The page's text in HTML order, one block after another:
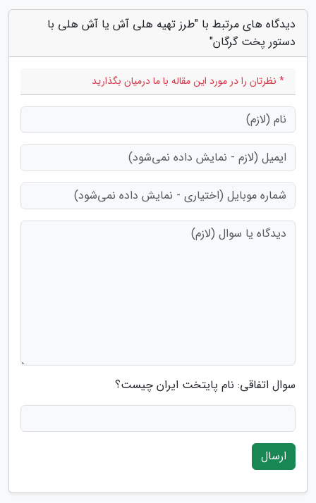
دیدگاه های مرتبط با "طرز تهیه هلی آش یا آش هلی با
دستور پخت گرگان"
* نظرتان را در مورد این مقاله با ما درمیان بگذارید
سوال اتفاقی: نام پایتخت ایران چیست؟
ارسال